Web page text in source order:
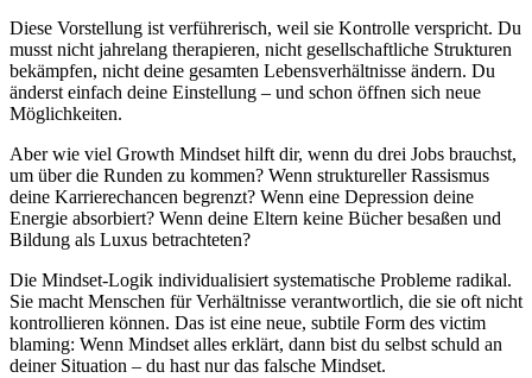
Diese Vorstellung ist verführerisch, weil sie Kontrolle verspricht. Du
musst nicht jahrelang therapieren, nicht gesellschaftliche Strukturen
bekämpfen, nicht deine gesamten Lebensverhältnisse ändern. Du
änderst einfach deine Einstellung – und schon öffnen sich neue
Möglichkeiten.
Aber wie viel Growth Mindset hilft dir, wenn du drei Jobs brauchst,
um über die Runden zu kommen? Wenn struktureller Rassismus
deine Karrierechancen begrenzt? Wenn eine Depression deine
Energie absorbiert? Wenn deine Eltern keine Bücher besaßen und
Bildung als Luxus betrachteten?
Die Mindset-Logik individualisiert systematische Probleme radikal.
Sie macht Menschen für Verhältnisse verantwortlich, die sie oft nicht
kontrollieren können. Das ist eine neue, subtile Form des victim
blaming: Wenn Mindset alles erklärt, dann bist du selbst schuld an
deiner Situation – du hast nur das falsche Mindset.